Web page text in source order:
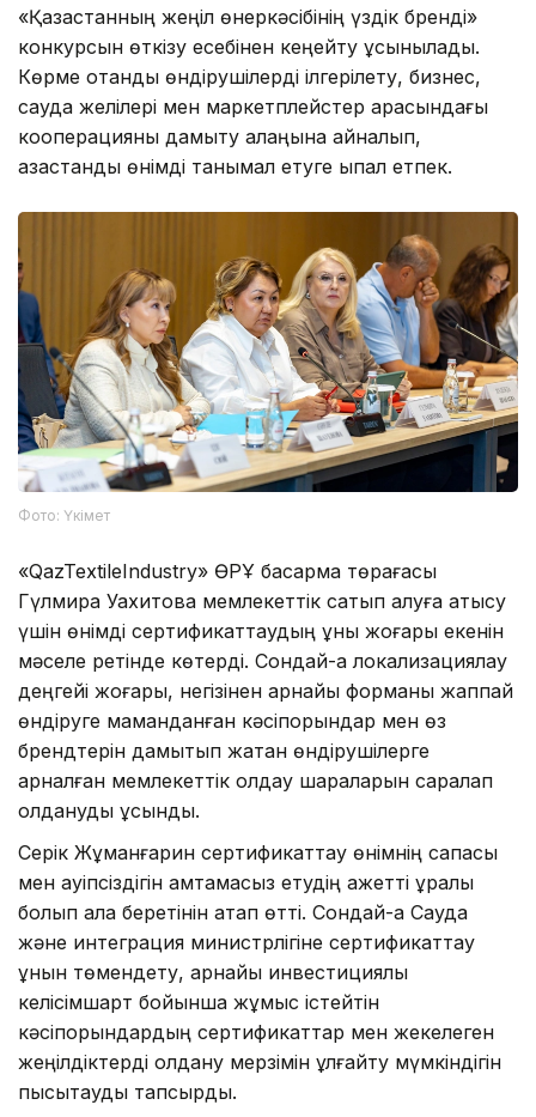
«Қазақстанның жеңіл өнеркәсібінің үздік бренді»
конкурсын өткізу есебінен кеңейту ұсынылады.
Көрме отандық өндірушілерді ілгерілету, бизнес,
сауда желілері мен маркетплейстер арасындағы
кооперацияны дамыту алаңына айналып,
қазақстандық өнімді танымал етуге ықпал етпек.
Фото: Үкімет
«QazTextileIndustry» ӨРҰ басқарма төрағасы
Гүлмира Уахитова мемлекеттік сатып алуға қатысу
үшін өнімді сертификаттаудың құны жоғары екенін
мәселе ретінде көтерді. Сондай-ақ локализациялау
деңгейі жоғары, негізінен арнайы форманы жаппай
өндіруге маманданған кәсіпорындар мен өз
брендтерін дамытып жатқан өндірушілерге
арналған мемлекеттік қолдау шараларын саралап
қолдануды ұсынды.
Серік Жұманғарин сертификаттау өнімнің сапасы
мен қауіпсіздігін қамтамасыз етудің қажетті құралы
болып қала беретінін атап өтті. Сондай-ақ Сауда
және интеграция министрлігіне сертификаттау
құнын төмендету, арнайы инвестициялық
келісімшарт бойынша жұмыс істейтін
кәсіпорындардың сертификаттар мен жекелеген
жеңілдіктерді қолдану мерзімін ұлғайту мүмкіндігін
пысықтауды тапсырды.